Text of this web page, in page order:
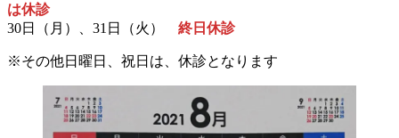
は休診
30日（月）、31日（火） 終日休診
※その他日曜日、祝日は、休診となります